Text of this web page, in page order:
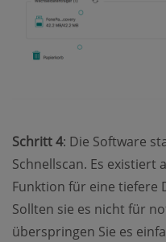
Schritt 4: Die Software
Schnellscan. Es existiert
Funktion für eine tiefere
Sollten sie es nicht für
überspringen Sie es